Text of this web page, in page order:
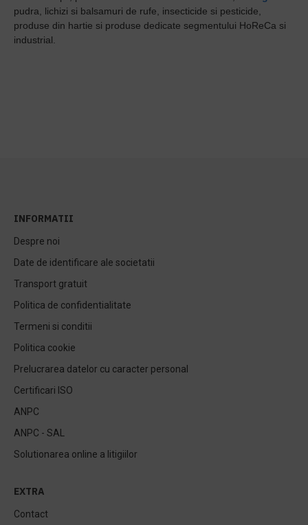
pudra, lichizi si balsamuri de rufe, insecticide si pesticide,
produse din hartie si produse dedicate segmentului HoReCa si
industrial.
INFORMATII
Despre noi
Date de identificare ale societatii
Transport gratuit
Politica de confidentialitate
Termeni si conditii
Politica cookie
Prelucrarea datelor cu caracter personal
Certificari ISO
ANPC
ANPC - SAL
Solutionarea online a litigiilor
EXTRA
Contact